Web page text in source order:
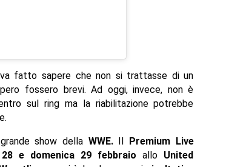
fatto sapere che non si trattasse di un
fossero brevi. Ad oggi, invece, non è
sul ring ma la riabilitazione potrebbe
show dellaWWE.Il Premium Live
e domenica 29 febbraio allo United